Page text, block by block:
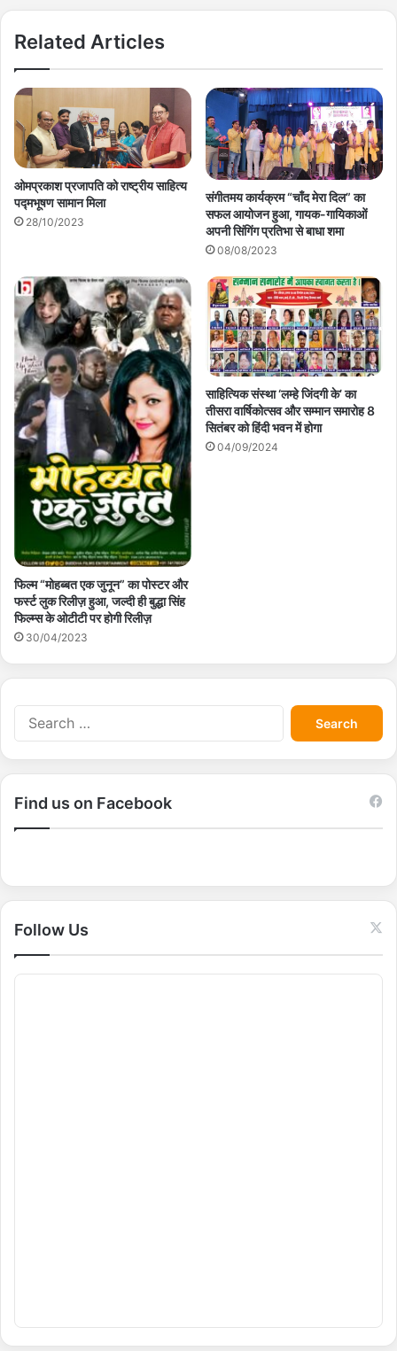
Related Articles
ओमप्रकाश प्रजापति को राष्ट्रीय साहित्य
पद्मभूषण सामान मिला
28/10/2023
संगीतमय कार्यक्रम “चाँद मेरा दिल” का
सफल आयोजन हुआ, गायक-गायिकाओं
अपनी सिंगिंग प्रतिभा से बाधा शमा
08/08/2023
फिल्म “मोहब्बत एक जुनून” का पोस्टर और
फर्स्ट लुक रिलीज़ हुआ, जल्दी ही बुद्धा सिंह
फिल्म्स के ओटीटी पर होगी रिलीज़
30/04/2023
साहित्यिक संस्था ‘लम्हे जिंदगी के’ का
तीसरा वार्षिकोत्सव और सम्मान समारोह 8
सितंबर को हिंदी भवन में होगा
04/09/2024
S
e
a
r
r
:
Find us on Facebook
Follow Us